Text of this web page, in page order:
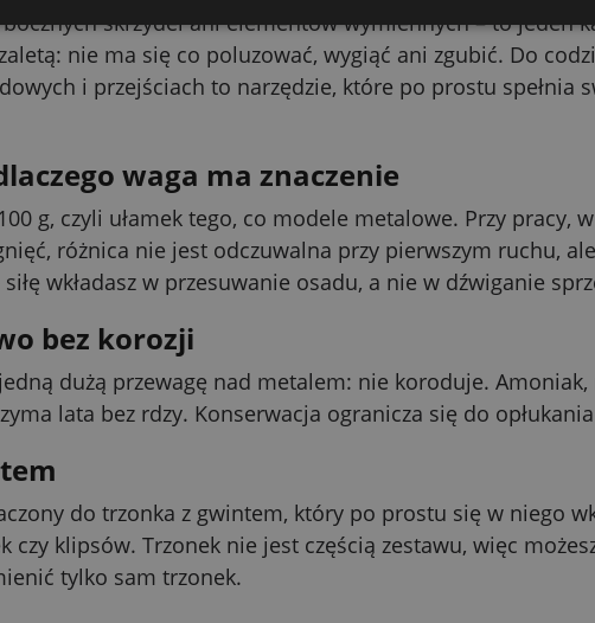
skrzydeł ani elementów wymiennych – to jeden
nie ma się co poluzować, wygiąć ani zgubić. Do
i przejściach to narzędzie, które po prostu spełnia
waga ma znaczenie
g, czyli ułamek tego, co modele metalowe. Przy pracy,
różnica nie jest odczuwalna przy pierwszym ruchu,
wkładasz w przesuwanie osadu, a nie w dźwiganie
bez korozji
dużą przewagę nad metalem: nie koroduje.
lata bez rdzy. Konserwacja ogranicza się do
do trzonka z gwintem, który po prostu się w niego
czy klipsów. Trzonek nie jest częścią zestawu, więc
tylko sam trzonek.